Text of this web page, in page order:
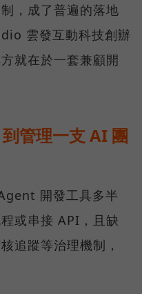
，成了普遍的落地
雲發互動科技創辦
就在於一套兼顧開
管理一支 AI 團
開發工具多半
或串接 API，且缺
追蹤等治理機制，